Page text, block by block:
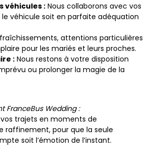
véhicules :Nous collaborons avec vos
véhicule soit en parfaite adéquation
attentions particulières
pour les mariés et leurs proches.
:Nous restons à votre disposition
ou prolonger la magie de la
FranceBus Wedding :
trajets en moments de
raffinement, pour que la seule
soit l’émotion de l’instant.